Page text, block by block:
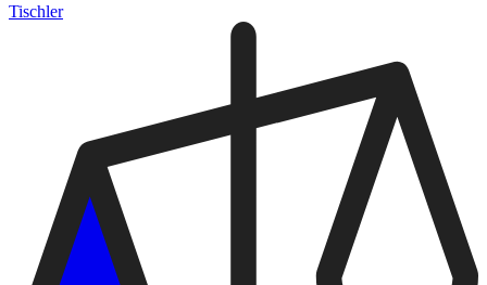
Tischler